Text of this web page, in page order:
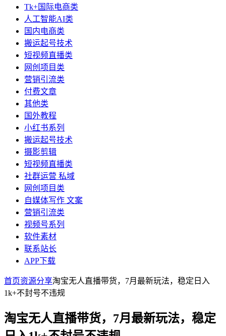
Tk+国际电商类
人工智能AI类
国内电商类
搬运起号技术
短视频直播类
网创项目类
营销引流类
付费文章
其他类
国外教程
小红书系列
搬运起号技术
摄影剪辑
短视频直播类
社群运营 私域
网创项目类
自媒体写作 文案
营销引流类
视频号系列
软件素材
联系站长
APP下载
首页资源分享淘宝无人直播带货，7月最新玩法，稳定日入
1k+不封号不违规
淘宝无人直播带货，7月最新玩法，稳定